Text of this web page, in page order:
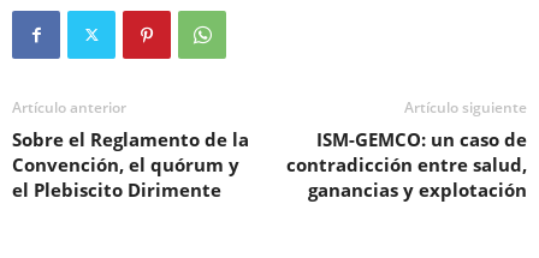
Artículo anterior
Sobre el Reglamento de la
Convención, el quórum y
el Plebiscito Dirimente
Artículo siguiente
ISM-GEMCO: un caso de
contradicción entre salud,
ganancias y explotación